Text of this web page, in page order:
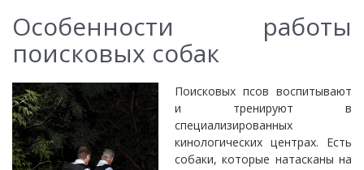
Особенности работы
поисковых собак
Поисковых псов воспитывают
и тренируют в
специализированных
кинологических центрах. Есть
собаки, которые натасканы на